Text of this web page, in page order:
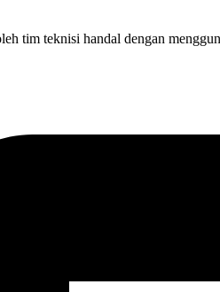
tim teknisi handal dengan